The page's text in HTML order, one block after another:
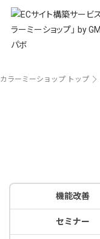
カラーミーショップ トップ
機能改善
セミナー